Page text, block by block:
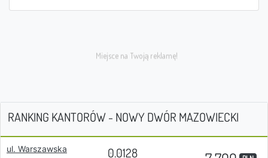
RANKING KANTORÓW - NOWY DWÓR MAZOWIECKI
ul. Warszawska
0.0128